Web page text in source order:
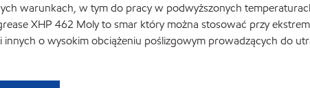
warunkach, w tym do pracy w podwyższonych
XHP 462 Moly to smar który można stosować przy
o wysokim obciążeniu poślizgowym prowadzących do